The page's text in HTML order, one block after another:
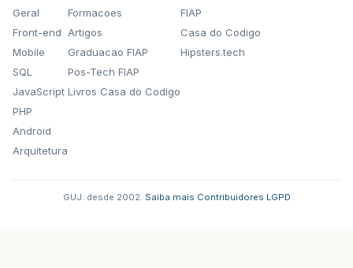
Geral
Front-end
Mobile
SQL
JavaScript
PHP
Android
Arquitetura
Formacoes
Artigos
Graduacao FIAP
Pos-Tech FIAP
Livros Casa do Codigo
FIAP
Casa do Codigo
Hipsters.tech
GUJ: desde 2002. Saiba mais Contribuidores LGPD